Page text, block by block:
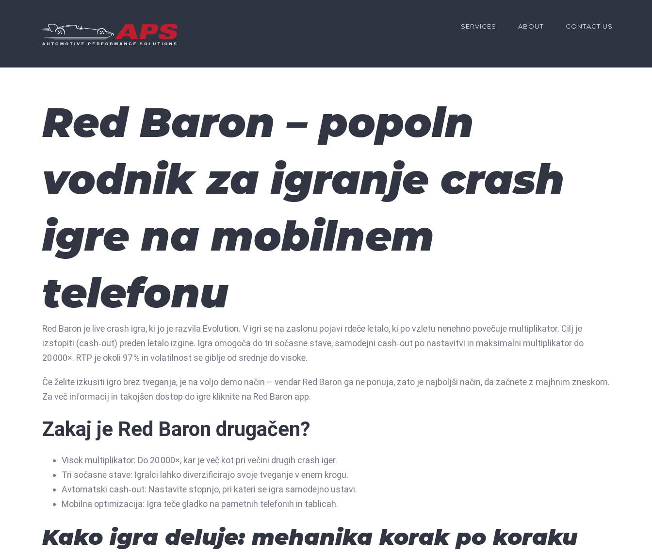
SERVICES ABOUT CONTACT US
Red Baron – popoln
vodnik za igranje crash
igre na mobilnem
telefonu
Red Baron je live crash igra, ki jo je razvila Evolution. V igri se na zaslonu pojavi rdeče letalo, ki po vzletu nenehno povečuje multiplikator. Cilj je
izstopiti (cash‑out) preden letalo izgine. Igra omogoča do tri sočasne stave, samodejni cash‑out po nastavitvi in maksimalni multiplikator do
20 000×. RTP je okoli 97 % in volatilnost se giblje od srednje do visoke.
Če želite izkusiti igro brez tveganja, je na voljo demo način – vendar Red Baron ga ne ponuja, zato je najboljši način, da začnete z majhnim zneskom.
Za več informacij in takojšen dostop do igre kliknite na Red Baron app.
Zakaj je Red Baron drugačen?
Visok multiplikator: Do 20 000×, kar je več kot pri večini drugih crash iger.
Tri sočasne stave: Igralci lahko diverzificirajo svoje tveganje v enem krogu.
Avtomatski cash‑out: Nastavite stopnjo, pri kateri se igra samodejno ustavi.
Mobilna optimizacija: Igra teče gladko na pametnih telefonih in tablicah.
Kako igra deluje: mehanika korak po koraku